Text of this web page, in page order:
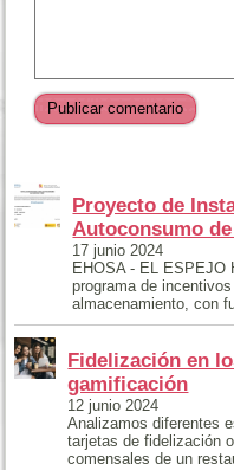
Proyecto de
Autoconsumo
17 junio 2024
EHOSA - EL ESPEJO
programa de
almacenamiento, con
Fidelización en
gamificación
12 junio 2024
Analizamos diferentes
tarjetas de fidelización
comensales de un